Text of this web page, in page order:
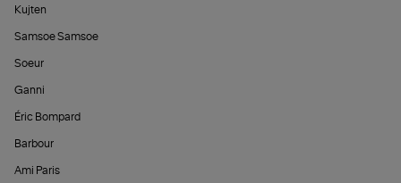
Kujten
Samsoe Samsoe
Soeur
Ganni
Éric Bompard
Barbour
Ami Paris